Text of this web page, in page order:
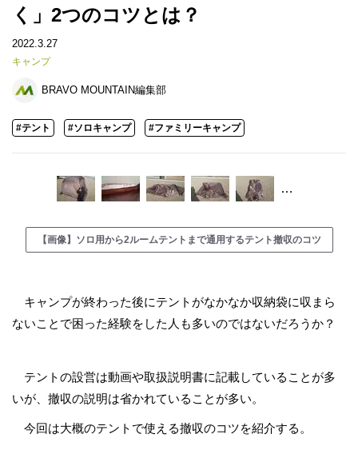
く」2つのコツとは？
2022.3.27
キャンプ
BRAVO MOUNTAIN編集部
#テント #ソロキャンプ #ファミリーキャンプ
…
【画像】ソロ用から2ルームテントまで通用するテント撤収のコツ
キャンプが終わった後にテントがなかなか収納袋に収まら
ないことで困った経験をした人も多いのではないだろうか？
テントの設営は動画や取扱説明書に記載していることが多
いが、撤収の説明は省かれていることが多い。
今回は大概のテントで使える撤収のコツを紹介する。